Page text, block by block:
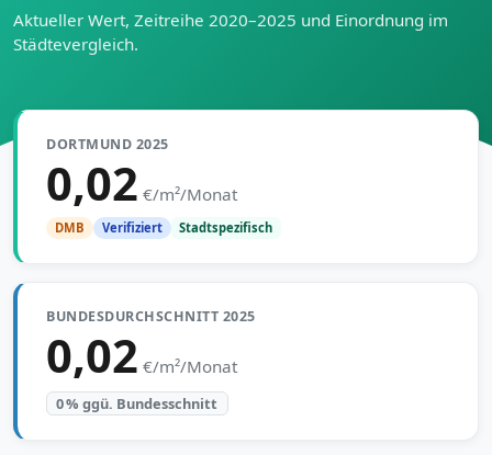
Aktueller Wert, Zeitreihe 2020–2025 und Einordnung im
Städtevergleich.
DORTMUND 2025
0,02 €/m²/Monat
DMB Verifiziert Stadtspezifisch
BUNDESDURCHSCHNITT 2025
0,02 €/m²/Monat
0 % ggü. Bundesschnitt